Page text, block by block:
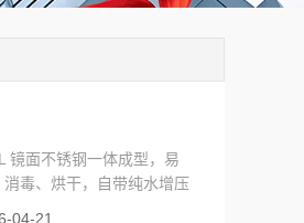
镜面不锈钢一体成型，易
毒、烘干，自带纯水增压
04-21